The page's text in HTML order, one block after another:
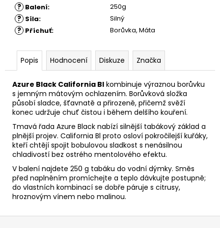
? Balení: 250g
? Síla: Silný
? Příchuť: Borůvka, Máta
Popis Hodnocení Diskuze Značka
Azure Black California Bl kombinuje výraznou borůvku
s jemným mátovým ochlazením. Borůvková složka
působí sladce, šťavnatě a přirozeně, přičemž svěží
konec udržuje chuť čistou i během delšího kouření.
Tmavá řada Azure Black nabízí silnější tabákový základ a
plnější projev. California Bl proto osloví pokročilejší kuřáky,
kteří chtějí spojit bobulovou sladkost s nenásilnou
chladivostí bez ostrého mentolového efektu.
V balení najdete 250 g tabáku do vodní dýmky. Směs
před naplněním promíchejte a teplo dávkujte postupně;
do vlastních kombinací se dobře páruje s citrusy,
hroznovým vínem nebo malinou.